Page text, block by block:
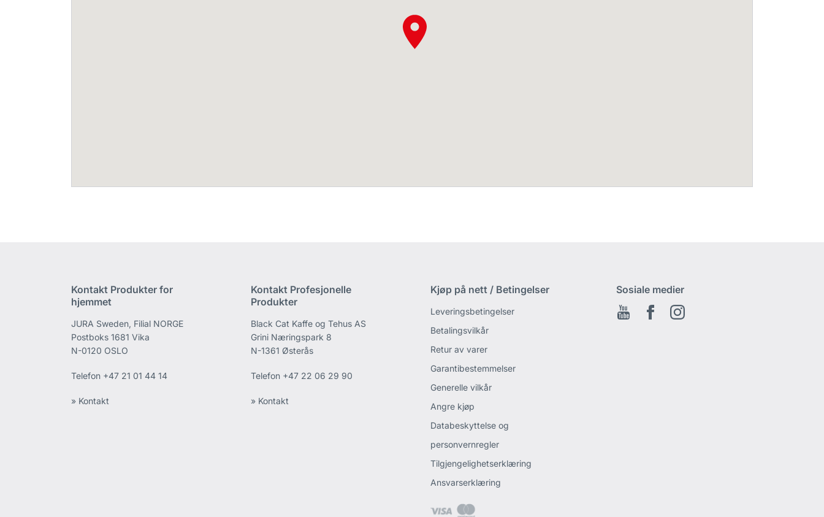
Kontakt Produkter for
hjemmet
JURA Sweden, Filial NORGE
Postboks 1681 Vika
N-0120 OSLO
Telefon +47 21 01 44 14
» Kontakt
Kontakt Profesjonelle
Produkter
Black Cat Kaffe og Tehus AS
Grini Næringspark 8
N-1361 Østerås
Telefon +47 22 06 29 90
» Kontakt
Kjøp på nett / Betingelser
Leveringsbetingelser
Betalingsvilkår
Retur av varer
Garantibestemmelser
Generelle vilkår
Angre kjøp
Databeskyttelse og
personvernregler
Tilgjengelighetserklæring
Ansvarserklæring
Sosiale medier
Youtube FacebookInstagram